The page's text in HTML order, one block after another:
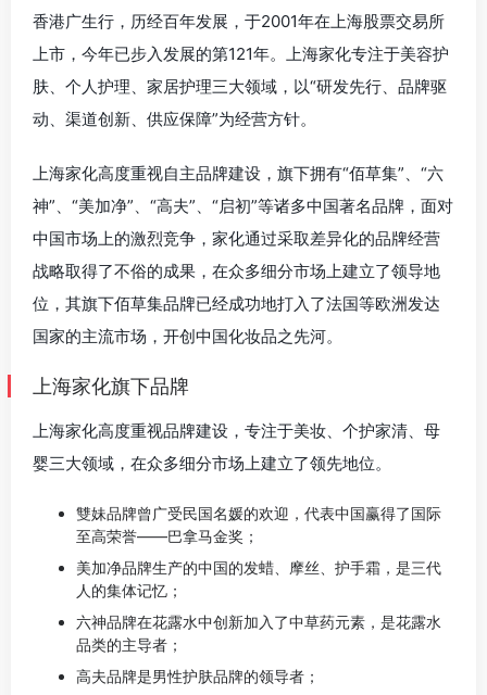
香港广生行，历经百年发展，于2001年在上海股票交易所
上市，今年已步入发展的第121年。上海家化专注于美容护
肤、个人护理、家居护理三大领域，以“研发先行、品牌驱
动、渠道创新、供应保障”为经营方针。
上海家化高度重视自主品牌建设，旗下拥有“佰草集”、“六
神”、“美加净”、“高夫”、“启初”等诸多中国著名品牌，面对
中国市场上的激烈竞争，家化通过采取差异化的品牌经营
战略取得了不俗的成果，在众多细分市场上建立了领导地
位，其旗下佰草集品牌已经成功地打入了法国等欧洲发达
国家的主流市场，开创中国化妆品之先河。
上海家化旗下品牌
上海家化高度重视品牌建设，专注于美妆、个护家清、母
婴三大领域，在众多细分市场上建立了领先地位。
雙妹品牌曾广受民国名媛的欢迎，代表中国赢得了国际
至高荣誉——巴拿马金奖；
美加净品牌生产的中国的发蜡、摩丝、护手霜，是三代
人的集体记忆；
六神品牌在花露水中创新加入了中草药元素，是花露水
品类的主导者；
高夫品牌是男性护肤品牌的领导者；